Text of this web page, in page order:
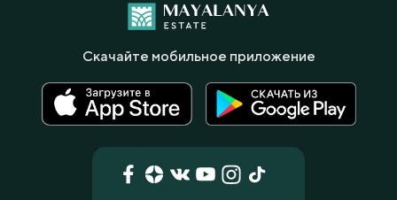
Скачайте мобильное приложение